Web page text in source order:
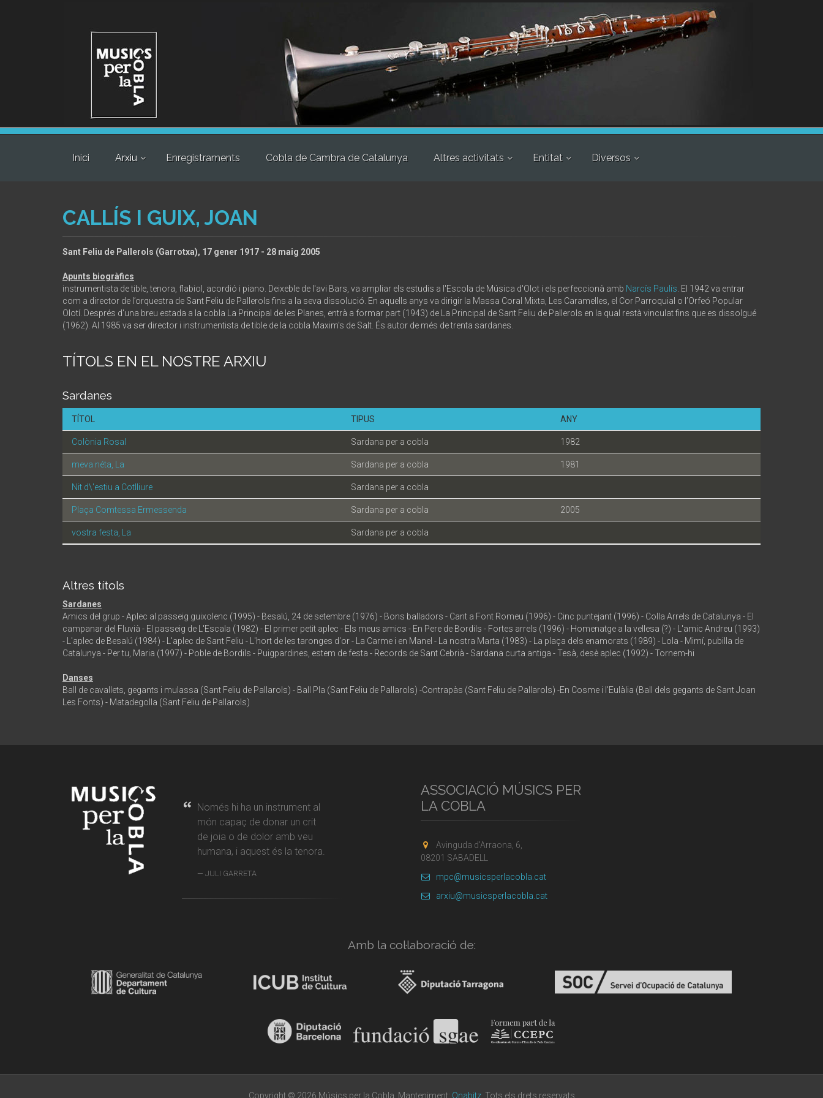
Inici Arxiu Enregistraments Cobla de Cambra de Catalunya Altres activitats Entitat Diversos
CALLÍS I GUIX, JOAN
Sant Feliu de Pallerols (Garrotxa), 17 gener 1917 - 28 maig 2005
Apunts biogràfics
instrumentista de tible, tenora, flabiol, acordió i piano. Deixeble de l'avi Bars, va ampliar els estudis a l'Escola de Música d'Olot i els perfeccionà amb Narcís Paulís . El 1942 va entrar
com a director de l’orquestra de Sant Feliu de Pallerols fins a la seva dissolució. En aquells anys va dirigir la Massa Coral Mixta, Les Caramelles, el Cor Parroquial o l’Orfeó Popular
Olotí. Després d'una breu estada a la cobla La Principal de les Planes, entrà a formar part (1943) de La Principal de Sant Feliu de Pallerols en la qual restà vinculat fins que es dissolgué
(1962). Al 1985 va ser director i instrumentista de tible de la cobla Maxim's de Salt. És autor de més de trenta sardanes.
TÍTOLS EN EL NOSTRE ARXIU
Sardanes
TÍTOL TIPUS ANY
Colònia Rosal Sardana per a cobla 1982
meva néta, La Sardana per a cobla 1981
Nit d\'estiu a Cotlliure Sardana per a cobla
Plaça Comtessa Ermessenda Sardana per a cobla 2005
vostra festa, La Sardana per a cobla
Altres títols
Sardanes
Amics del grup - Aplec al passeig guixolenc (1995) - Besalú, 24 de setembre (1976) - Bons balladors - Cant a Font Romeu (1996) - Cinc puntejant (1996) - Colla Arrels de Catalunya - El
campanar del Fluvià - El passeig de L'Escala (1982) - El primer petit aplec - Els meus amics - En Pere de Bordils - Fortes arrels (1996) - Homenatge a la vellesa (?) - L'amic Andreu (1993)
- L'aplec de Besalú (1984) - L'aplec de Sant Feliu - L'hort de les taronges d'or - La Carme i en Manel - La nostra Marta (1983) - La plaça dels enamorats (1989) - Lola - Mimí, pubilla de
Catalunya - Per tu, Maria (1997) - Poble de Bordils - Puigpardines, estem de festa - Records de Sant Cebrià - Sardana curta antiga - Tesà, desè aplec (1992) - Tornem-hi
Danses
Ball de cavallets, gegants i mulassa (Sant Feliu de Pallarols) - Ball Pla (Sant Feliu de Pallarols) -Contrapàs (Sant Feliu de Pallarols) -En Cosme i l'Eulàlia (Ball dels gegants de Sant Joan
Les Fonts) - Matadegolla (Sant Feliu de Pallarols)
Només hi ha un instrument al
món capaç de donar un crit
de joia o de dolor amb veu
humana, i aquest és la tenora.
JULI GARRETA
ASSOCIACIÓ MÚSICS PER
LA COBLA
Avinguda d'Arraona, 6,
08201 SABADELL
mpc@musicsperlacobla.cat
arxiu@musicsperlacobla.cat
Amb la col·laboració de:
Copyright © 2026 Músics per la Cobla. Manteniment: Onabitz. Tots els drets reservats